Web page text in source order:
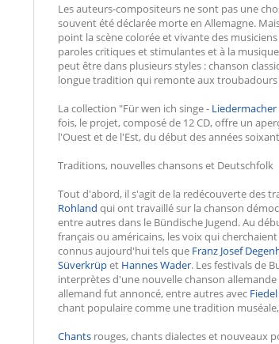
Les auteurs-compositeurs ne sont pas une
souvent été déclarée morte en Allemagne.
point la scène colorée et vivante des
paroles critiques et stimulantes et à la
peut être dans plusieurs styles : chanson
longue tradition qui remonte aux troubadours
La collection "Für wen ich singe -
fois, le projet, composé de 12 CD, offre un
l'Ouest et de l'Est, du début des années
Traditions, nouvelles chansons et Deutschfolk
Tout d'abord, il s'agit de la redécouverte des
Rohland qui ont travaillé sur la chanson
entre autres dans le Bündische Jugend. Au
français ou américains, les voix qui
connus aujourd'hui tels que Franz Josef
Süverkrüpet Hannes Wader. Les festivals de
interprètes d'une nouvelle chanson
allemand fut annoncé, entre autres avec
chant populaire comme une tradition
Chants rouges, chants dialectes et nouveaux